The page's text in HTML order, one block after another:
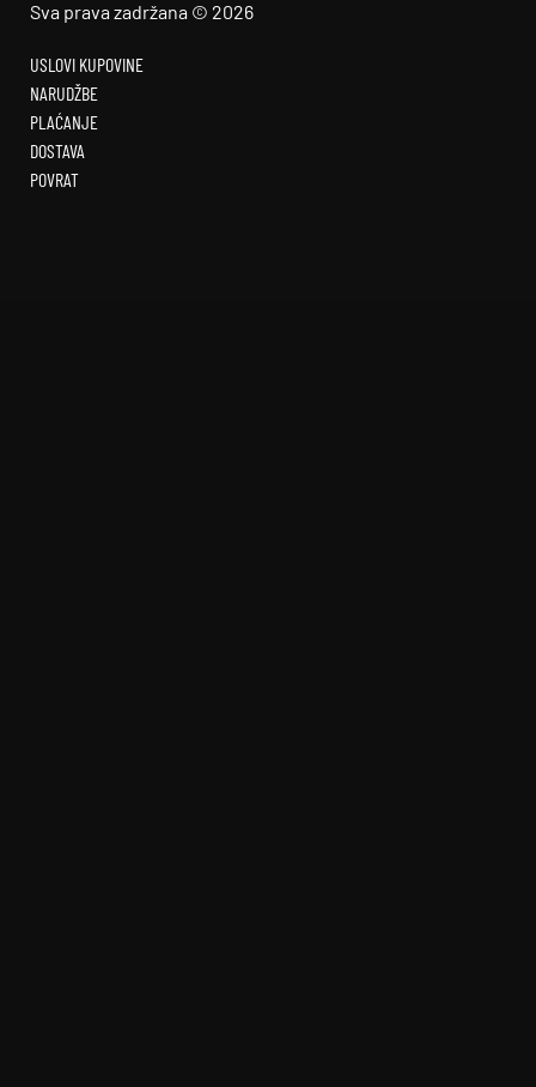
Sva prava zadržana © 2026
USLOVI KUPOVINE
NARUDŽBE
PLAĆANJE
DOSTAVA
POVRAT